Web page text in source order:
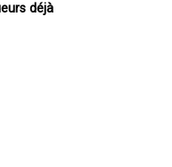
déjà